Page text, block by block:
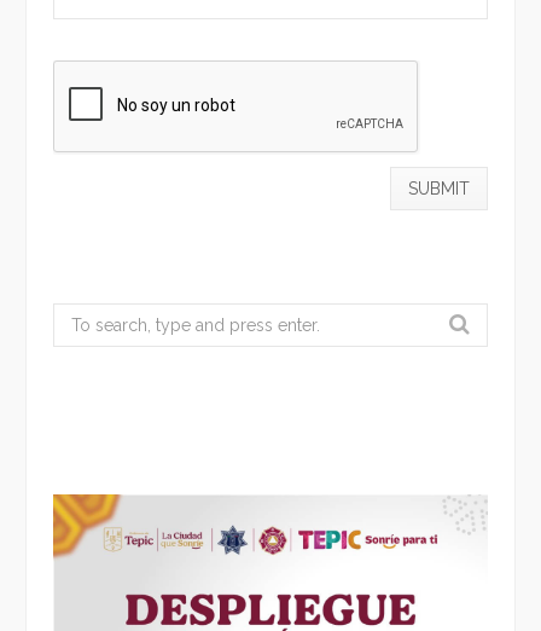
Search
for: